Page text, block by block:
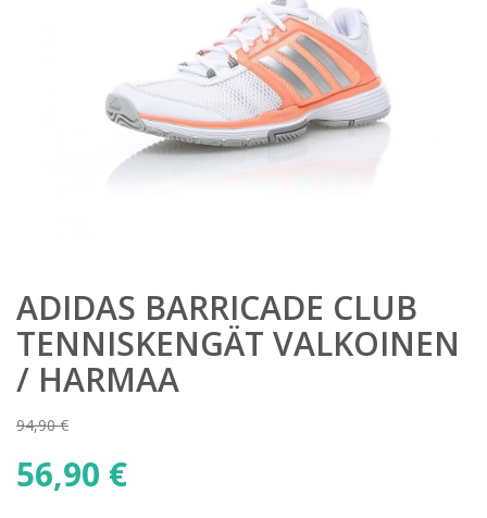
ADIDAS BARRICADE CLUB
TENNISKENGÄT VALKOINEN
/ HARMAA
94,90€
Alkuperäinen
hinta
56,90 €